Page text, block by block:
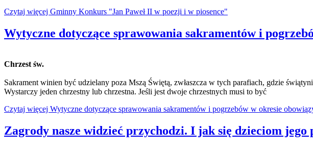
Czytaj więcej Gminny Konkurs "Jan Paweł II w poezji i w piosence"
Wytyczne dotyczące sprawowania sakramentów i
Chrzest św.
Sakrament winien być udzielany poza Mszą Świętą, zwłaszcza w tych parafiach, gdzie
Wystarczy jeden chrzestny lub chrzestna. Jeśli jest dwoje chrzestnych musi to być
Czytaj więcej Wytyczne dotyczące sprawowania sakramentów i pogrzebów w okresie
Zagrody nasze widzieć przychodzi. I jak się dzieciom jego